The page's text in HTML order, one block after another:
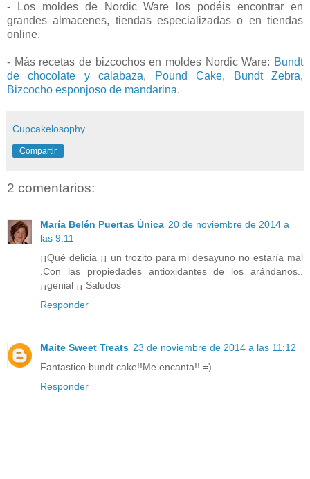
- Los moldes de Nordic Ware los podéis encontrar en
grandes almacenes, tiendas especializadas o en tiendas
online.
- Más recetas de bizcochos en moldes Nordic Ware: Bundt
de chocolate y calabaza, Pound Cake, Bundt Zebra,
Bizcocho esponjoso de mandarina.
Cupcakelosophy
Compartir
2 comentarios:
María Belén Puertas Única 20 de noviembre de 2014 a
las 9:11
¡¡Qué delicia ¡¡ un trozito para mi desayuno no estaría mal
.Con las propiedades antioxidantes de los arándanos..
¡¡genial ¡¡ Saludos
Responder
Maite Sweet Treats 23 de noviembre de 2014 a las 11:12
Fantastico bundt cake!!Me encanta!! =)
Responder